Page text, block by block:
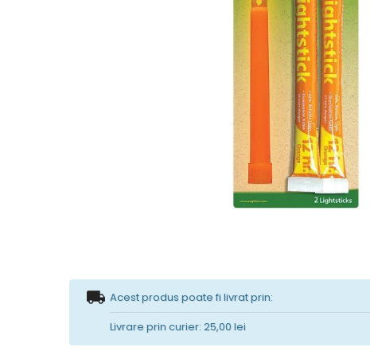
Acest produs poate fi livrat prin:
Livrare prin curier: 25,00 lei